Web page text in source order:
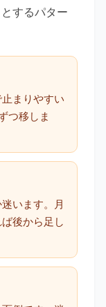
するパター
まりやすい
つ移しま
います。月
後から足し